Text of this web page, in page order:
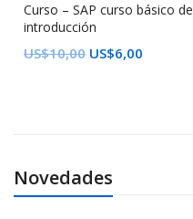
Curso – SAP curso básico de
introducción
US$10,00 US$6,00
Novedades